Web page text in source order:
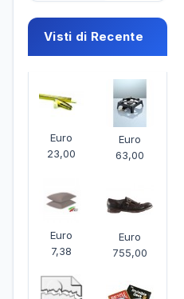
Visti di Recente
Euro
23,00
Euro
63,00
Euro
7,38
Euro
755,00